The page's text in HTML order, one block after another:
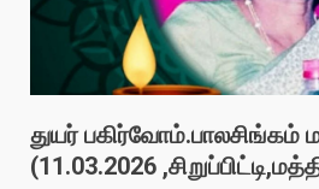
துயர் பகிர்வோம்.பாலசிங்கம்
(11.03.2026